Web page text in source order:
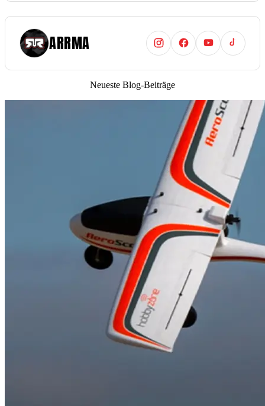
ARRMA
Neueste Blog-Beiträge